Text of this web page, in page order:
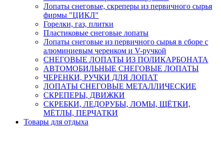
Лопаты снеговые, скреперы из первичного сырья
фирмы "ЦИКЛ"
Горелки, газ, плитки
Пластиковые снеговые лопаты
Лопаты снеговые из первичного сырья в сборе с
алюминиевым черенком и V-ручкой
СНЕГОВЫЕ ЛОПАТЫ ИЗ ПОЛИКАРБОНАТА
АВТОМОБИЛЬНЫЕ СНЕГОВЫЕ ЛОПАТЫ
ЧЕРЕНКИ, РУЧКИ ДЛЯ ЛОПАТ
ЛОПАТЫ СНЕГОВЫЕ МЕТАЛЛИЧЕСКИЕ
СКРЕПЕРЫ, ДВИЖКИ
СКРЕБКИ, ЛЕДОРУБЫ, ЛОМЫ, ЩЁТКИ,
МЁТЛЫ, ПЕРЧАТКИ
Товары для отдыха